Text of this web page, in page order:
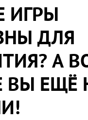
ИГРЫ
ДЛЯ
А
ВЫ ЕЩЁ